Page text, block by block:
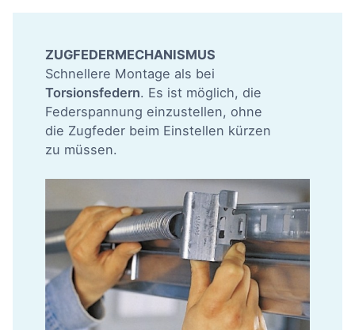
ZUGFEDERMECHANISMUS
Schnellere Montage als bei
Torsionsfedern. Es ist möglich, die
Federspannung einzustellen, ohne
die Zugfeder beim Einstellen kürzen
zu müssen.